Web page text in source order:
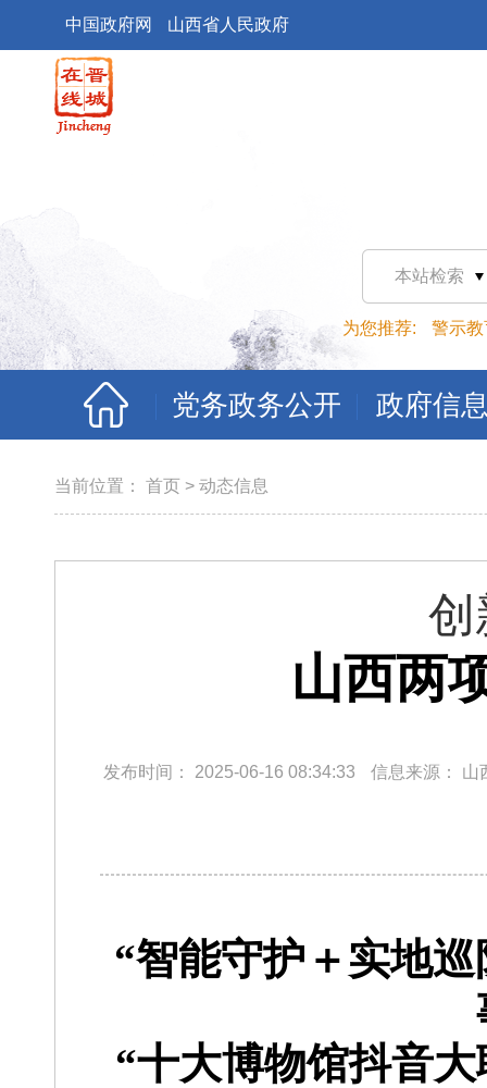
中国政府网 山西省人民政府
本站检索
为您推荐: 警示教
党务政务公开 政府信
当前位置： 首页 > 动态信息
创
山西两
发布时间： 2025-06-16 08:34:33 信息来源： 山
“智能守护＋实地
“十大博物馆抖音大